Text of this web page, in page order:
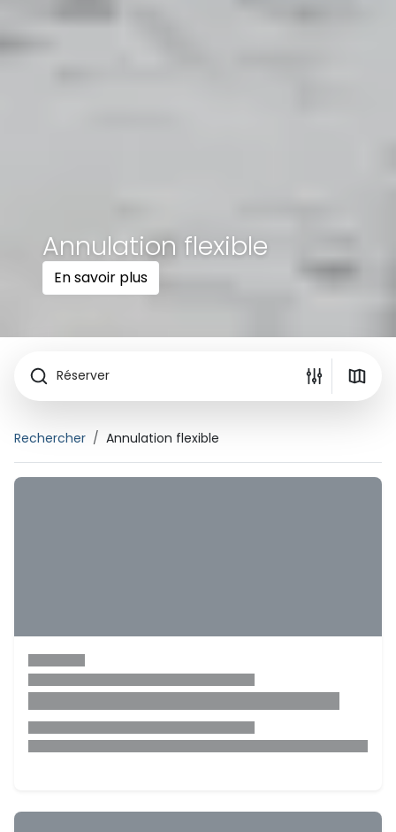
Annulation flexible
En savoir plus
Réserver
Rechercher Annulation flexible